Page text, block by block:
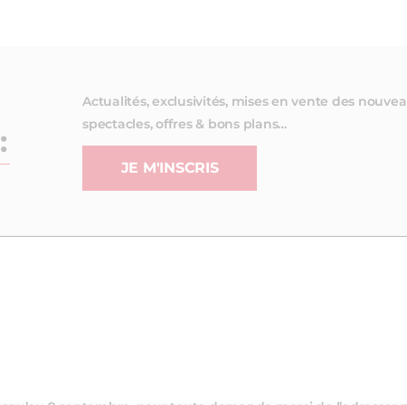
Actualités, exclusivités, mises en vente des
spectacles, offres & bons plans…
JE M'INSCRIS